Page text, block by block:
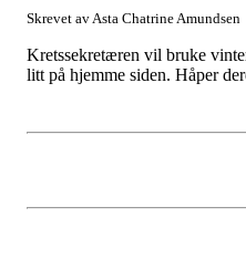
Skrevet av Asta Chatrine Amundsen
Kretssekretæren vil bruke
litt på hjemme siden. Håper